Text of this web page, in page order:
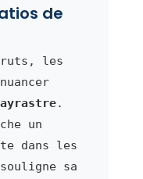
de
les
.
un
dans les
sa